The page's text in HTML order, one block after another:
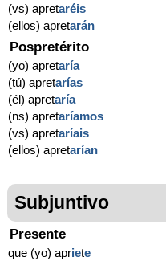
(vs) apretaréis
(ellos) apretarán
Pospretérito
(yo) apretaría
(tú) apretarías
(él) apretaría
(ns) apretaríamos
(vs) apretaríais
(ellos) apretarían
Subjuntivo
Presente
que (yo) apriete